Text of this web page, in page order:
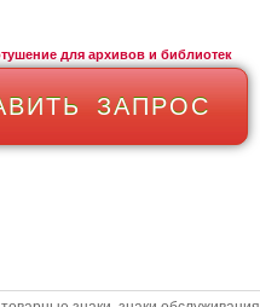
для архивов и библиотек
ЗАПРОС